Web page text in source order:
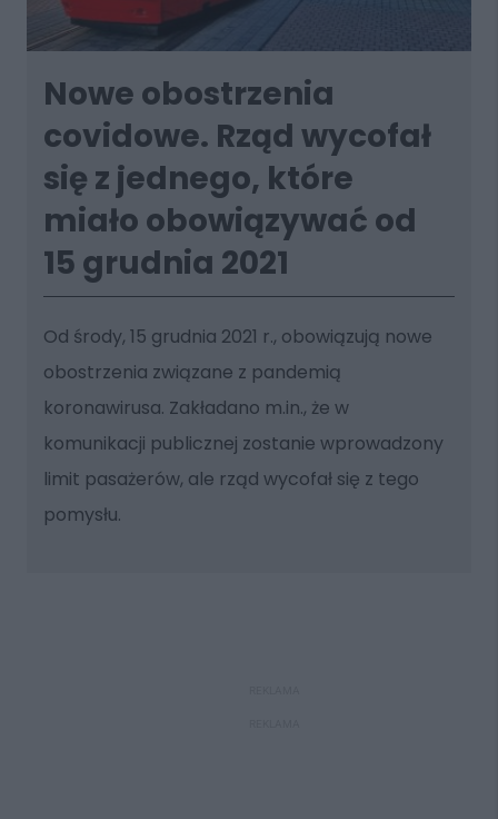
Nowe obostrzenia
covidowe. Rząd wycofał
się z jednego, które
miało obowiązywać od
15 grudnia 2021
Od środy, 15 grudnia 2021 r., obowiązują nowe
obostrzenia związane z pandemią
koronawirusa. Zakładano m.in., że w
komunikacji publicznej zostanie wprowadzony
limit pasażerów, ale rząd wycofał się z tego
pomysłu.